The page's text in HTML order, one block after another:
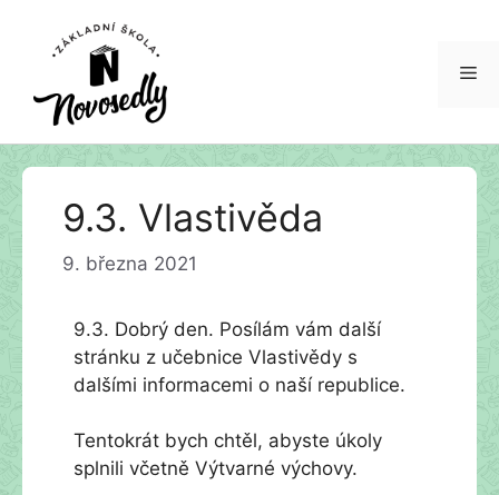
Přeskočit
9.3. Vlastivěda
9. března 2021
9.3. Dobrý den. Posílám vám další
stránku z učebnice Vlastivědy s
dalšími informacemi o naší republice.
Tentokrát bych chtěl, abyste úkoly
splnili včetně Výtvarné výchovy.